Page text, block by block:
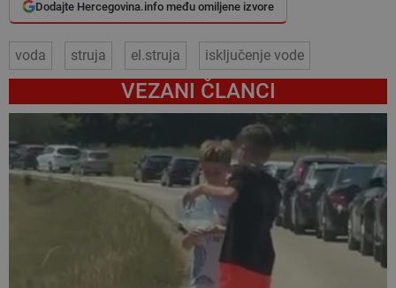
Dodajte Hercegovina.info među omiljene izvore
voda struja el.struja isključenje vode
VEZANI ČLANCI